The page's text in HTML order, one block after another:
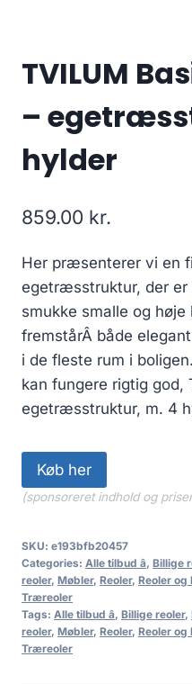
TVILUM
–
hylder
859.00 kr.
Her præsenterer vi en
egetræsstruktur, der er
smukke smalle og
fremstårÂ både
i de fleste rum i
kan fungere rigtig god,
egetræsstruktur, m. 4
Køb her
(sponsoreret indhold og
SKU: e193bfb20457
Categories: Alle tilbud â, Billige
reoler, Møbler, Reoler, Reoler og
Træreoler
Tags: Alle tilbud â, Billige reoler,
reoler, Møbler, Reoler, Reoler og
Træreoler